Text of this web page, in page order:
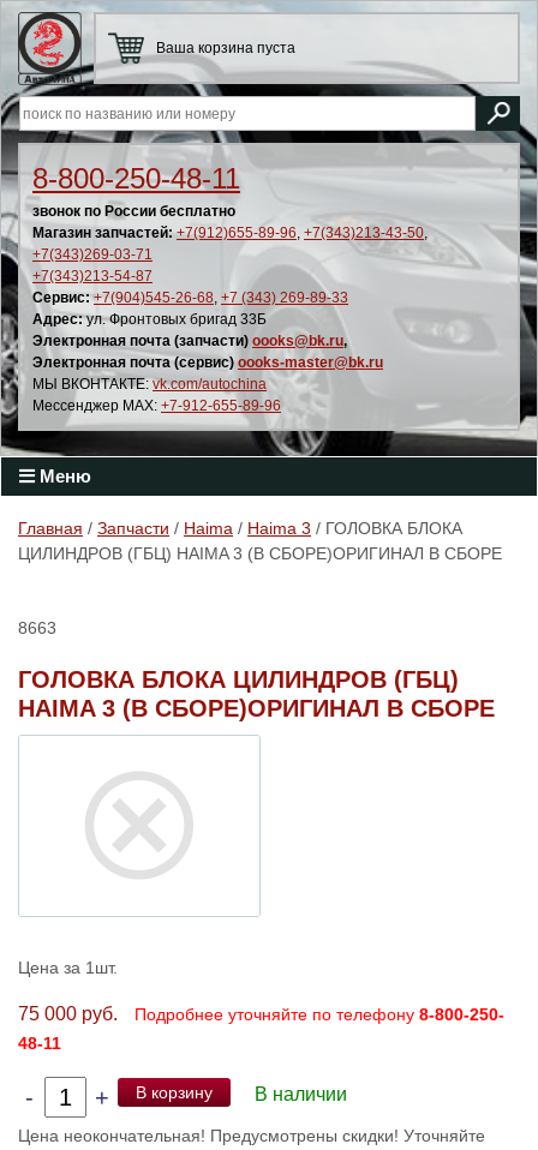
8-800-250-48-11
звонок по России бесплатно
Магазин запчастей: +7(912)655-89-96, +7(343)213-43-50,
+7(343)269-03-71
+7(343)213-54-87
Сервис: +7(904)545-26-68, +7 (343) 269-89-33
Адрес:ул. Фронтовых бригад 33Б
Электронная почта (запчасти) oooks@bk.ru,
Электронная почта (сервис) oooks-master@bk.ru
МЫ ВКОНТАКТЕ: vk.com/autochina
Мессенджер MAX: +7-912-655-89-96
Ваша корзина пуста
Меню
Главная / Запчасти / Haima / Haima 3 / ГОЛОВКА БЛОКА
ЦИЛИНДРОВ (ГБЦ) HAIMA 3 (В СБОРЕ)ОРИГИНАЛ В СБОРЕ
8663
ГОЛОВКА БЛОКА ЦИЛИНДРОВ (ГБЦ)
HAIMA 3 (В СБОРЕ)ОРИГИНАЛ В СБОРЕ
Цена за 1шт.
75 000 руб. Подробнее уточняйте по телефону 8-800-250-
48-11
- + В корзину В наличии
Цена неокончательная! Предусмотрены скидки! Уточняйте